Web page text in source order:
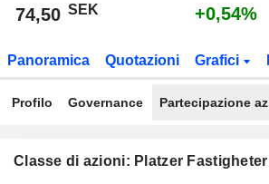
74,50 SEK +0,54%
Panoramica Quotazioni Grafici
Profilo Governance Partecipazione
Classe di azioni: Platzer